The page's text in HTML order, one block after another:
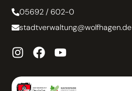
05692 / 602-0
stadtverwaltung@wolfhagen.de